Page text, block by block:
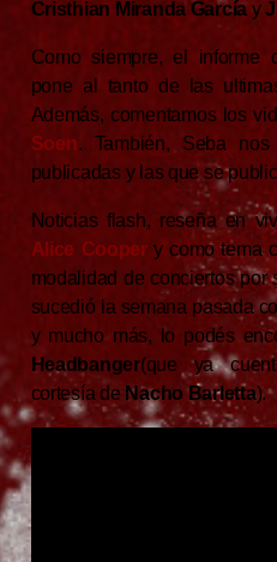
Cristhian Miranda García y
Como siempre, el informe
pone al tanto de las
Además, comentamos los
Soen. También, Seba
publicadas y las que se
Noticias flash, reseña en
Alice Coopery como tema
modalidad de conciertos por
sucedió la semana pasada
y mucho más, lo podés
Headbanger(que ya
cortesía de Nacho Barletta).